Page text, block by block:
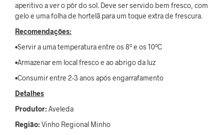
aperitivo a ver o pôr do sol. Deve ser servido bem fresco, com
gelo e uma folha de hortelã para um toque extra de frescura.
Recomendações:
•Servir a uma temperatura entre os 8º e os 10ºC
•Armazenar em local fresco e ao abrigo da luz
•Consumir entre 2-3 anos após engarrafamento
Detalhes
Produtor:Aveleda
Região:Vinho Regional Minho